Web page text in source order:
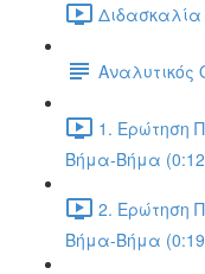
Διδασκαλία
1. Ερώτηση
Βήμα-Βήμα
2. Ερώτηση
Βήμα-Βήμα